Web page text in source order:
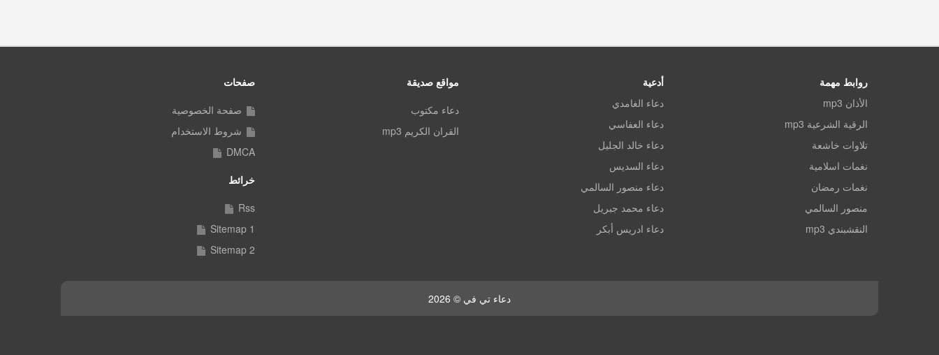
روابط مهمة
الأذان mp3
الرقية الشرعية mp3
تلاوات خاشعة
نغمات اسلامية
نغمات رمضان
منصور السالمي
النقشبندي mp3
أدعية
دعاء الغامدي
دعاء العفاسي
دعاء خالد الجليل
دعاء السديس
دعاء منصور السالمي
دعاء محمد جبريل
دعاء ادريس أبكر
مواقع صديقة
دعاء مكتوب
القران الكريم mp3
صفحات
صفحة الخصوصية
شروط الاستخدام
DMCA
خرائط
Rss
Sitemap 1
Sitemap 2
دعاء تي في © 2026